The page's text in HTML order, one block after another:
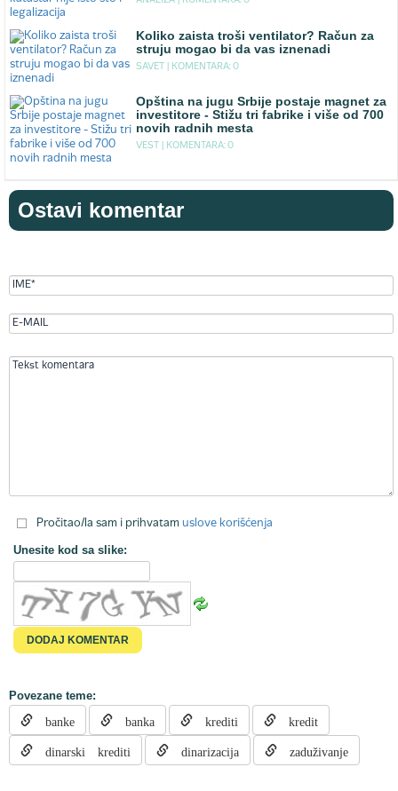
Koliko zaista troši ventilator? Račun za
struju mogao bi da vas iznenadi
SAVET | KOMENTARA: 0
Opština na jugu Srbije postaje magnet za
investitore - Stižu tri fabrike i više od 700
novih radnih mesta
VEST | KOMENTARA: 0
Ostavi komentar
Pročitao/la sam i prihvatam uslove korišćenja
Unesite kod sa slike:
Povezane teme:
banke banka krediti kredit
dinarski krediti dinarizacija zaduživanje